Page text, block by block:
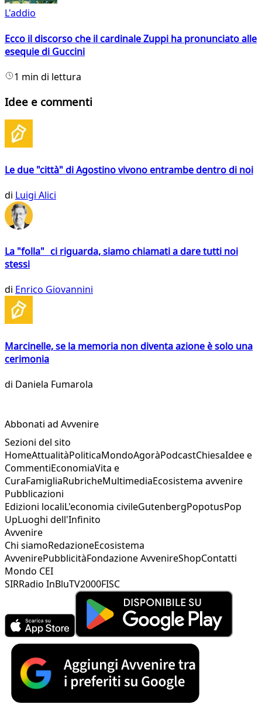
L'addio
Ecco il discorso che il cardinale Zuppi ha pronunciato alle
esequie di Guccini
1 min di lettura
Idee e commenti
Le due "città" di Agostino vivono entrambe dentro di noi
di Luigi Alici
La "folla" ci riguarda, siamo chiamati a dare tutti noi
stessi
di Enrico Giovannini
Marcinelle, se la memoria non diventa azione è solo una
cerimonia
di Daniela Fumarola
Abbonati ad Avvenire
Sezioni del sito
HomeAttualitàPoliticaMondoAgoràPodcastChiesaIdee e
CommentiEconomiaVita e
CuraFamigliaRubricheMultimediaEcosistema avvenire
Pubblicazioni
Edizioni localiL'economia civileGutenbergPopotusPop
UpLuoghi dell'Infinito
Avvenire
Chi siamoRedazioneEcosistema
AvvenirePubblicitàFondazione AvvenireShopContatti
Mondo CEI
SIRRadio InBluTV2000FISC